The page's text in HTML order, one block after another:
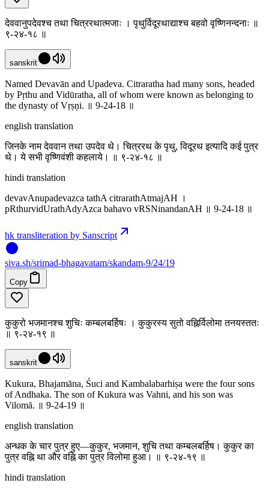
देववानुपदेवश्च तथा चित्ररथात्मजाः । पृथुर्विदूरथाद्याश्च बहवो वृष्णिनन्दनाः ॥
९-२४-१८ ॥
sanskrit
Named Devavān and Upadeva. Citraratha had many sons, headed
by Pṛthu and Vidūratha, all of whom were known as belonging to
the dynasty of Vṛṣṇi. ॥ 9-24-18 ॥
english translation
जिनके नाम देववान तथा उपदेव थे। चित्ररथ के पृथु, विदूरथ इत्यादि कई पुत्र
थे। ये सभी वृष्णिवंशी कहलाये। ॥ ९-२४-१८ ॥
hindi translation
devavAnupadevazca tathA citrarathAtmajAH ।
pRthurvidUrathAdyAzca bahavo vRSNinandanAH ॥ 9-24-18 ॥
hk transliteration by Sanscript
siva.sh/srimad-bhagavatam/skandam-9/24/19
Copy
कुकुरो भजमानश्च शुचिः कम्बलबर्हिषः । कुकुरस्य सुतो वह्निर्विलोमा तनयस्ततः
॥ ९-२४-१९ ॥
sanskrit
Kukura, Bhajamāna, Śuci and Kambalabarhiṣa were the four sons
of Andhaka. The son of Kukura was Vahni, and his son was
Vilomā. ॥ 9-24-19 ॥
english translation
अन्धक के चार पुत्र हुए—कुकुर, भजमान, शुचि तथा कम्बलबर्हिष। कुकुर का
पुत्र वह्नि था और वह्नि का पुत्र विलोमा हुआ। ॥ ९-२४-१९ ॥
hindi translation